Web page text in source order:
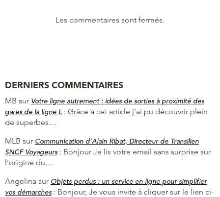
Les commentaires sont fermés.
DERNIERS COMMENTAIRES
MB sur Votre ligne autrement : idées de sorties à proximité des
gares de la ligne L : Grâce à cet article j’ai pu découvrir plein
de superbes…
MLB sur Communication d’Alain Ribat, Directeur de Transilien
SNCF Voyageurs : Bonjour Je lis votre email sans surprise sur
l’origine du…
Angelina sur Objets perdus : un service en ligne pour simplifier
vos démarches : Bonjour, Je vous invite à cliquer sur le lien ci-